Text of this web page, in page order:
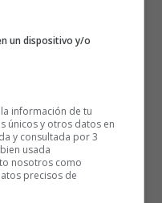
Medio
y textos
un dispositivo y/o
información de tu
únicos y otros datos en
y consultada por 3
usada
nosotros como
precisos de